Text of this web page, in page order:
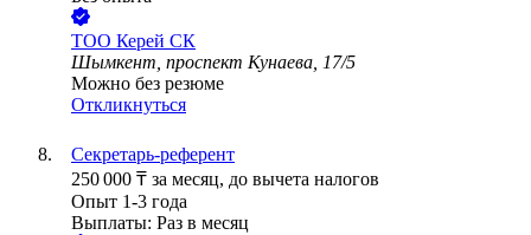
ТОО Керей СК
Шымкент, проспект Кунаева, 17/5
Можно без резюме
Откликнуться
Секретарь-референт
250 000 ₸ за месяц, до вычета налогов
Опыт 1-3 года
Выплаты: Раз в месяц